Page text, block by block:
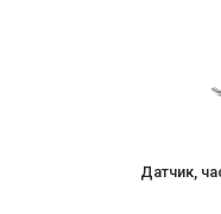
Датчик,